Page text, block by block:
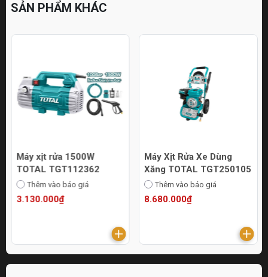
SẢN PHẨM KHÁC
Máy xịt rửa 1500W
TOTAL TGT112362
Thêm vào báo giá
3.130.000₫
Máy Xịt Rửa Xe Dùng
Xăng TOTAL TGT250105
Thêm vào báo giá
8.680.000₫